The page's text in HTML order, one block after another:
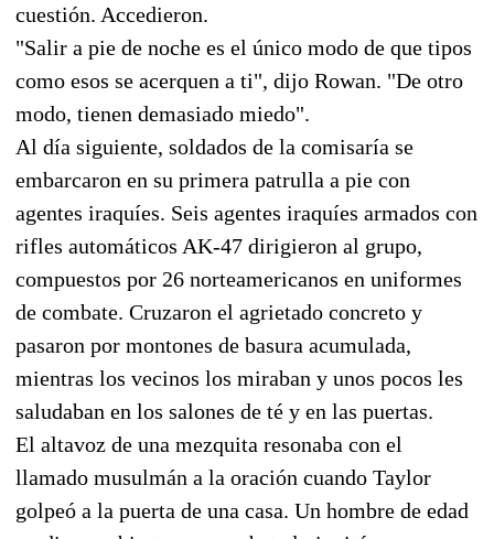
cuestión. Accedieron.
"Salir a pie de noche es el único modo de que tipos
como esos se acerquen a ti", dijo Rowan. "De otro
modo, tienen demasiado miedo".
Al día siguiente, soldados de la comisaría se
embarcaron en su primera patrulla a pie con
agentes iraquíes. Seis agentes iraquíes armados con
rifles automáticos AK-47 dirigieron al grupo,
compuestos por 26 norteamericanos en uniformes
de combate. Cruzaron el agrietado concreto y
pasaron por montones de basura acumulada,
mientras los vecinos los miraban y unos pocos les
saludaban en los salones de té y en las puertas.
El altavoz de una mezquita resonaba con el
llamado musulmán a la oración cuando Taylor
golpeó a la puerta de una casa. Un hombre de edad